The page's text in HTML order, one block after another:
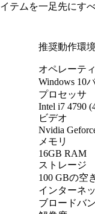
テムを一足先にす
推奨動作環境
オペレーテ
Windows 10
プロセッサ
Intel i7 4790
ビデオ
Nvidia
メモリ
16GB RAM
ストレージ
100 GBの空
インターネ
ブロードバ